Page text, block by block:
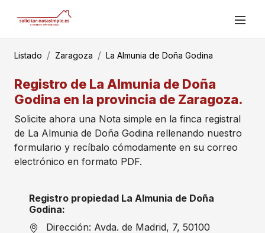
Listado Zaragoza La Almunia de Doña Godina
Registro de La Almunia de Doña
Godina en la provincia de Zaragoza.
Solicite ahora una Nota simple en la finca registral
de La Almunia de Doña Godina rellenando nuestro
formulario y recíbalo cómodamente en su correo
electrónico en formato PDF.
Registro propiedad La Almunia de Doña
Godina:
Dirección: Avda. de Madrid, 7, 50100